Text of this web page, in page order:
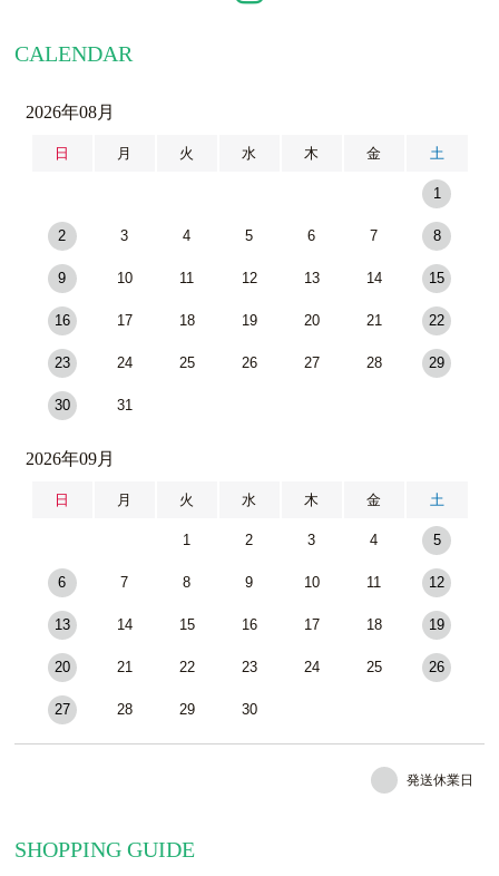
CALENDAR
2026年08月
日 月 火 水 木 金 土
1
2 3 4 5 6 7 8
9 10 11 12 13 14 15
16 17 18 19 20 21 22
23 24 25 26 27 28 29
30 31
2026年09月
日 月 火 水 木 金 土
1 2 3 4 5
6 7 8 9 10 11 12
13 14 15 16 17 18 19
20 21 22 23 24 25 26
27 28 29 30
発送休業日
SHOPPING GUIDE